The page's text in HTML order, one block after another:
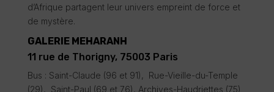
d’Afrique partagent leur univers empreint de force et
de mystère.
GALERIE MEHARANH
11 rue de Thorigny, 75003 Paris
Bus : Saint-Claude (96 et 91), Rue-Vieille-du-Temple
(29), Saint-Paul (69 et 76), Archives-Haudriettes (75)